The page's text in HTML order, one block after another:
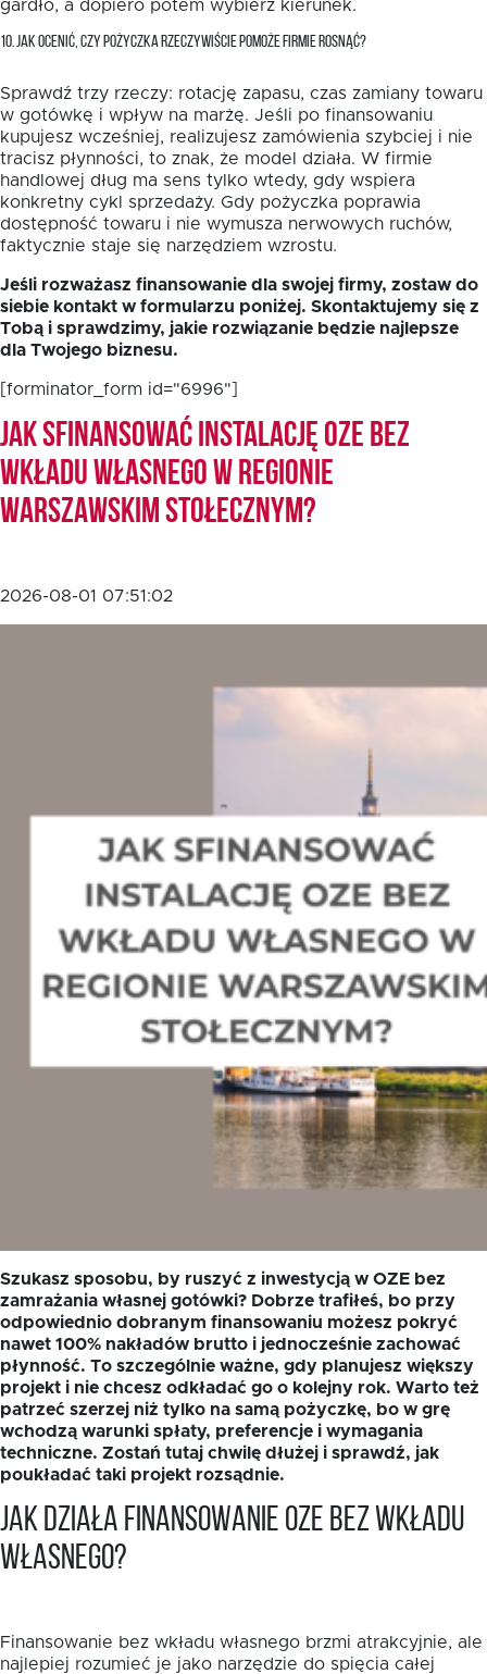
gardło, a dopiero potem wybierz kierunek.
10. JAK OCENIĆ, CZY POŻYCZKA RZECZYWIŚCIE POMOŻE FIRMIE ROSNĄĆ?
Sprawdź trzy rzeczy: rotację zapasu, czas zamiany towaru
w gotówkę i wpływ na marżę. Jeśli po finansowaniu
kupujesz wcześniej, realizujesz zamówienia szybciej i nie
tracisz płynności, to znak, że model działa. W firmie
handlowej dług ma sens tylko wtedy, gdy wspiera
konkretny cykl sprzedaży. Gdy pożyczka poprawia
dostępność towaru i nie wymusza nerwowych ruchów,
faktycznie staje się narzędziem wzrostu.
Jeśli rozważasz finansowanie dla swojej firmy, zostaw do
siebie kontakt w formularzu poniżej. Skontaktujemy się z
Tobą i sprawdzimy, jakie rozwiązanie będzie najlepsze
dla Twojego biznesu.
[forminator_form id="6996"]
Jak sfinansować instalację OZE bez
wkładu własnego w Regionie
Warszawskim Stołecznym?
2026-08-01 07:51:02
Szukasz sposobu, by ruszyć z inwestycją w OZE bez
zamrażania własnej gotówki? Dobrze trafiłeś, bo przy
odpowiednio dobranym finansowaniu możesz pokryć
nawet 100% nakładów brutto i jednocześnie zachować
płynność. To szczególnie ważne, gdy planujesz większy
projekt i nie chcesz odkładać go o kolejny rok. Warto też
patrzeć szerzej niż tylko na samą pożyczkę, bo w grę
wchodzą warunki spłaty, preferencje i wymagania
techniczne. Zostań tutaj chwilę dłużej i sprawdź, jak
poukładać taki projekt rozsądnie.
Jak działa finansowanie OZE bez wkładu
własnego?
Finansowanie bez wkładu własnego brzmi atrakcyjnie, ale
najlepiej rozumieć je jako narzędzie do spięcia całej